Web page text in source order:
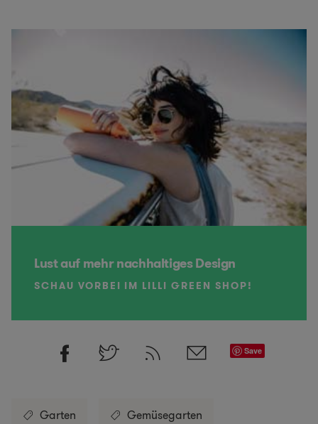
Lust auf mehr nachhaltiges Design
SCHAU VORBEI IM LILLI GREEN SHOP!
Save
Garten Gemüsegarten